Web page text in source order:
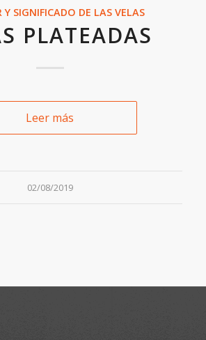
Y SIGNIFICADO DE LAS VELAS
PLATEADAS
Leer más
02/08/2019